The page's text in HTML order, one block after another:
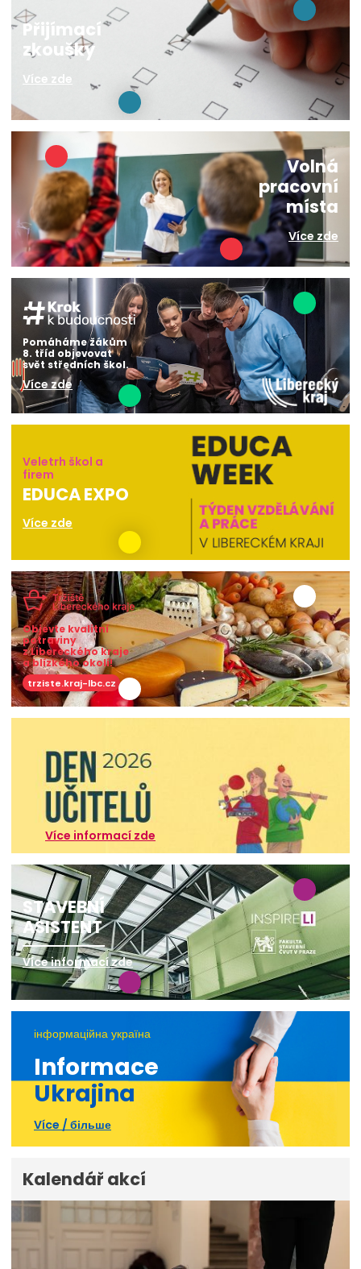
Přijímací
zkoušky
Více zde
Volná
pracovní
místa
Více zde
Pomáháme žákům
8. tříd objevovat
svět středních škol.
Více zde
Veletrh škol a
firem
EDUCA EXPO
Více zde
Objevte kvalitní
potraviny
z Libereckého kraje
a blízkého okolí!
trziste.kraj-lbc.cz
Více informací zde
STAVEBNÍ
ASISTENT
Více informací zde
інформаційна україна
Informace
Ukrajina
Více / більше
Kalendář akcí